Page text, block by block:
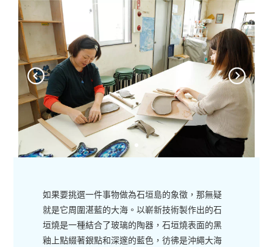
如果要挑選一件事物做為石垣島的象徵，那無疑
就是它周圍湛藍的大海。以嶄新技術製作出的石
垣燒是一種結合了玻璃的陶器，石垣燒表面的黑
釉上點綴著銀點和深邃的藍色，彷彿是沖繩大海